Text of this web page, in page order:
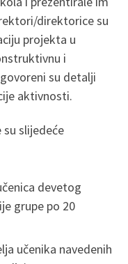
direktorice su
projekta u
i
su detalji
aktivnosti.
slijedeće
devetog
grupe po 20
učenika navedenih